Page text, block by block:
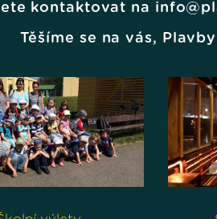
kontaktovat na
Těšíme se na vás,